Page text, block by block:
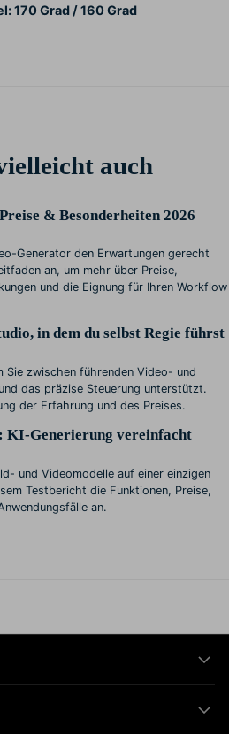
170 Grad / 160 Grad
auch
& Besonderheiten 2026
Generator den Erwartungen gerecht
an, um mehr über Preise,
und die Eignung für Ihren Workflow
in dem du selbst Regie führst
Sie zwischen führenden Video- und
das präzise Steuerung unterstützt.
der Erfahrung und des Preises.
KI-Generierung vereinfacht
und Videomodelle auf einer einzigen
Testbericht die Funktionen, Preise,
an.